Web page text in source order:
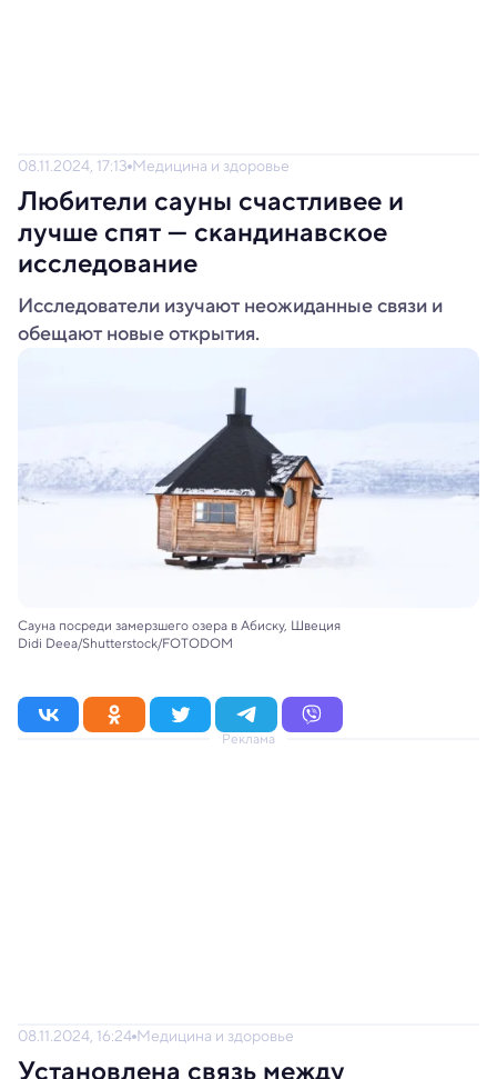
08.11.2024, 17:13 Медицина и здоровье
Любители сауны счастливее и
лучше спят — скандинавское
исследование
Исследователи изучают неожиданные связи и
обещают новые открытия.
Сауна посреди замерзшего озера в Абиску, Швеция
Didi Deea/Shutterstock/FOTODOM
Реклама
08.11.2024, 16:24 Медицина и здоровье